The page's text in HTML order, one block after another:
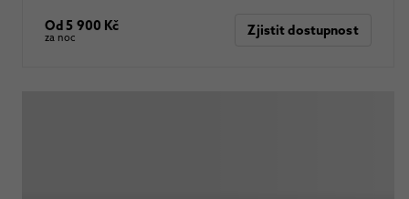
Od 5 900 Kč
za noc Zjistit dostupnost